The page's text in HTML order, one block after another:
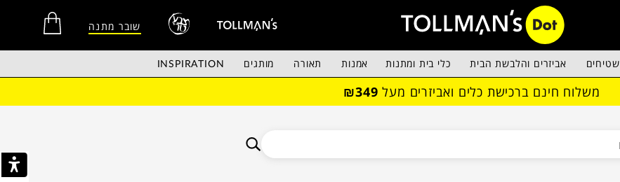
שובר מתנה
שטיחים אביזרים והלבשת הבית כלי בית ומתנות אמנות תאורה מותגים INSPIRATION
משלוח חינם ברכישת כלים ואביזרים מעל ₪349